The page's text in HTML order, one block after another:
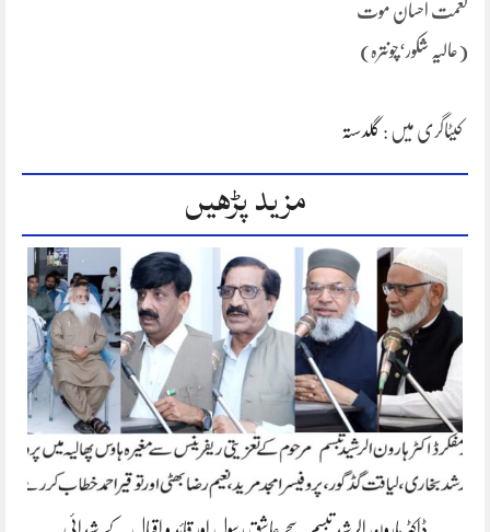
نعمت احسان موت
(عالیہ شکور‘چونترہ)
کیٹاگری میں : گلدستہ
مزید پڑھیں